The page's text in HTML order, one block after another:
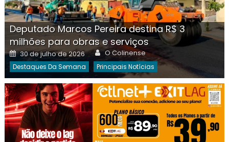
Deputado Marcos Pereira destina R$ 3
milhões para obras e serviços
Posted
on
30 de julho de 2026 Author
O Colinense
Destaques Da Semana Principais Notícias